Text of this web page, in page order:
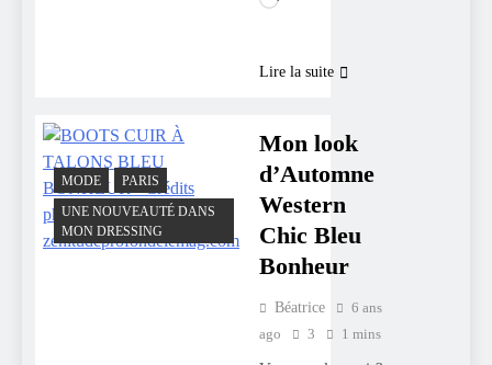
Lire la suite
MODE
PARIS
UNE NOUVEAUTÉ DANS
MON DRESSING
Mon look
d’Automne
Western
Chic Bleu
Bonheur
Béatrice
6 ans
ago
3 1 mins